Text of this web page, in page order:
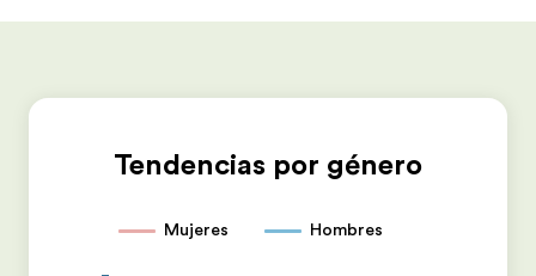
Tendencias por género
Mujeres Hombres